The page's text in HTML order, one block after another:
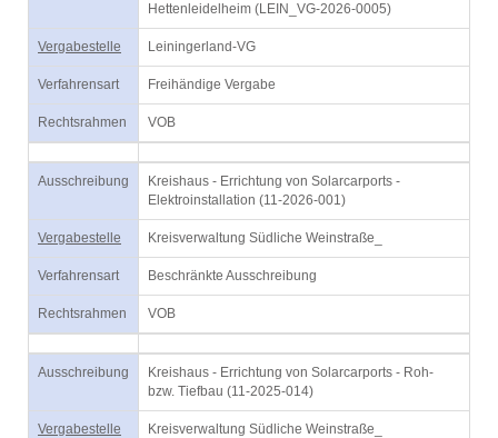
Hettenleidelheim (LEIN_VG-2026-0005)
Vergabestelle Leiningerland-VG
Verfahrensart Freihändige Vergabe
Rechtsrahmen VOB
Ausschreibung
Kreishaus - Errichtung von Solarcarports -
Elektroinstallation (11-2026-001)
Vergabestelle Kreisverwaltung Südliche Weinstraße_
Verfahrensart Beschränkte Ausschreibung
Rechtsrahmen VOB
Ausschreibung
Kreishaus - Errichtung von Solarcarports - Roh-
bzw. Tiefbau (11-2025-014)
Vergabestelle Kreisverwaltung Südliche Weinstraße_